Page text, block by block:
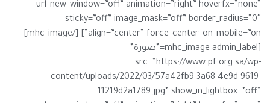
url_new_window=”off” animation=”right” hoverfx=”none”
sticky=”off” image_mask=”off” border_radius=”0″
align=”center” force_center_on_mobile=”on”] [/mhc_image]
[mhc_image admin_label=”صورة”
src=”https://www.pf.org.sa/wp-
content/uploads/2022/03/57a42fb9-3a68-4e9d-9619-
11219d2a1789.jpg” show_in_lightbox=”off”